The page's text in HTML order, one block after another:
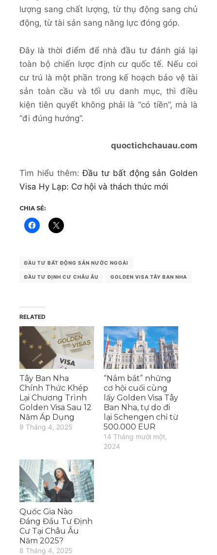
lượng sang chất lượng, từ thụ động sang chủ
động, từ tài sản sang năng lực đóng góp.
Đây là thời điểm để nhà đầu tư đánh giá lại
toàn bộ chiến lược định cư quốc tế. Nếu coi
cư trú là một phần trong kế hoạch bảo vệ tài
sản toàn cầu và tối ưu danh mục, thì điều
kiện tiên quyết không phải là “có tiền”, mà là
“đi đúng hướng”.
quoctichchauau.com
Tìm hiểu thêm:Đầu tư bất động sản Golden
Visa Hy Lạp: Cơ hội và thách thức mới
CHIA SẺ:
ĐẦU TƯ BẤT ĐỘNG SẢN NƯỚC NGOÀI
ĐẦU TƯ ĐỊNH CƯ CHÂU ÂU GOLDEN VISA TÂY BAN NHA
RELATED
Tây Ban Nha
Chính Thức Khép
Lại Chương Trình
Golden Visa Sau 12
Năm Áp Dụng
9 Tháng 4, 2025
“Nắm bắt” những
cơ hội cuối cùng
lấy Golden Visa Tây
Ban Nha, tự do đi
lại Schengen chỉ từ
500.000 EUR
14 Tháng mười một,
2024
Quốc Gia Nào
Đáng Đầu Tư Định
Cư Tại Châu Âu
Năm 2025?
8 Tháng 4, 2025